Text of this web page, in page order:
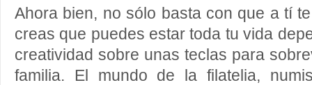
Ahora bien, no sólo basta con que a tí
creas que puedes estar toda tu vida
creatividad sobre unas teclas para
familia. El mundo de la filatelia,